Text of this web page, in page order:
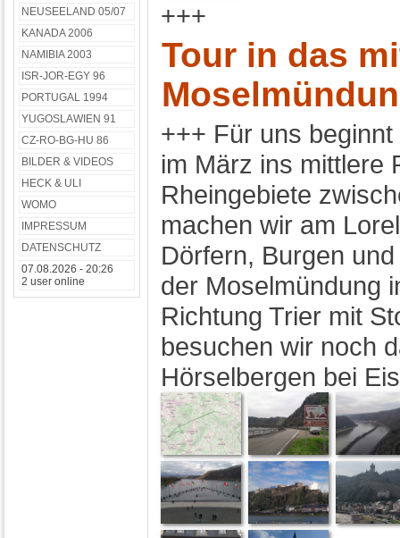
NEUSEELAND 05/07
KANADA 2006
NAMIBIA 2003
ISR-JOR-EGY 96
PORTUGAL 1994
YUGOSLAWIEN 91
CZ-RO-BG-HU 86
BILDER & VIDEOS
HECK & ULI
WOMO
IMPRESSUM
DATENSCHUTZ
07.08.2026 - 20:26
2 user online
+++
Tour in das
+++ Für uns
im März ins mittlere
Rheingebiete
machen wir am
Dörfern, Burgen
der Moselmündung
Richtung Trier mit
besuchen wir noch
Hörselbergen bei